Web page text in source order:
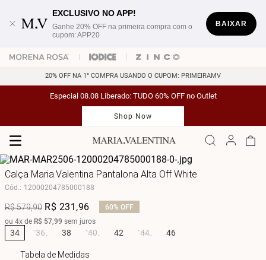
EXCLUSIVO NO APP!
Ganhe 20% OFF na primeira compra com o
cupom: APP20
BAIXAR
20% OFF NA 1° COMPRA USANDO O CUPOM: PRIMEIRAMV
Especial 08.08 Liberado: TUDO 60% OFF no Outlet
Shop Now
Calça Maria.Valentina Pantalona Alta Off White
Cód.: 12000204785000188
R$579,90 R$ 231 ,96 60% OFF
ou 4x de R$ 57,99 sem juros
34 36 38 40 42 44 46
Tabela de Medidas